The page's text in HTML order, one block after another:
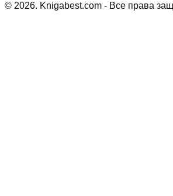
© 2026. Knigabest.com - Все права